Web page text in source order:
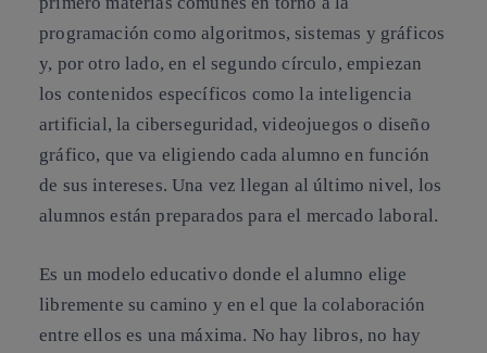
programación como algoritmos, sistemas y gráficos
y, por otro lado, en el segundo círculo, empiezan
los contenidos específicos como la inteligencia
artificial, la ciberseguridad, videojuegos o diseño
gráfico, que va eligiendo cada alumno en función
de sus intereses. Una vez llegan al último nivel, los
alumnos están preparados para el mercado laboral.
Es un modelo educativo donde el alumno elige
libremente su camino y en el que la colaboración
entre ellos es una máxima. No hay libros, no hay